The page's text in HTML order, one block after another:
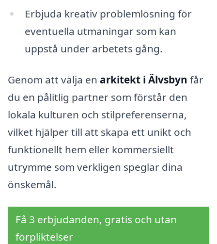
Erbjuda kreativ problemlösning för
eventuella utmaningar som kan
uppstå under arbetets gång.
Genom att välja en arkitekt i Älvsbyn får
du en pålitlig partner som förstår den
lokala kulturen och stilpreferenserna,
vilket hjälper till att skapa ett unikt och
funktionellt hem eller kommersiellt
utrymme som verkligen speglar dina
önskemål.
Få 3 erbjudanden, gratis och utan
förpliktelser